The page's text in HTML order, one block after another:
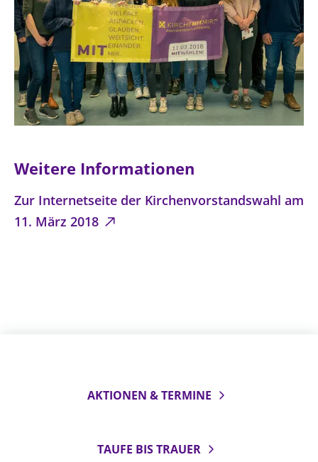
Weitere Informationen
Zur Internetseite der Kirchenvorstandswahl am
11. März 2018
AKTIONEN & TERMINE
TAUFE BIS TRAUER